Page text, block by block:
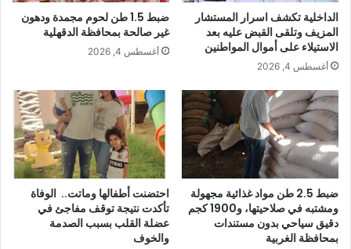
الداخلية تكشف اسرار المستشار
المزيف وتلقى القبض عليه بعد
الاستيلاء على أموال المواطنين
أغسطس 4, 2026
ضبط 1.5 طن لحوم مجمدة ودهون
غير صالحة بمحافظة الدقهلية
أغسطس 4, 2026
ضبط 2.5 طن مواد غذائية مجهولة
ومشتبه في صلاحيتها، و1900 كجم
دقيق سياحي بدون مستندات
بمحافظة الغربية
احتضنت أطفالها وماتت.. الوفاة
تأكدت نتيجة توقف مفاجئ في
عضلة القلب بسبب الصدمة
والخوف